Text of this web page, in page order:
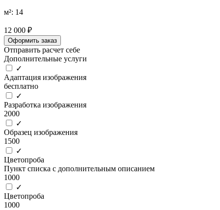
м²: 14
12 000 ₽
Оформить заказ
Отправить расчет себе
Дополнительные услуги
✓
Адаптация изображения
бесплатно
✓
Разработка изображения
2000
✓
Образец изображения
1500
✓
Цветопроба
Пункт списка с дополнительным описанием
1000
✓
Цветопроба
1000